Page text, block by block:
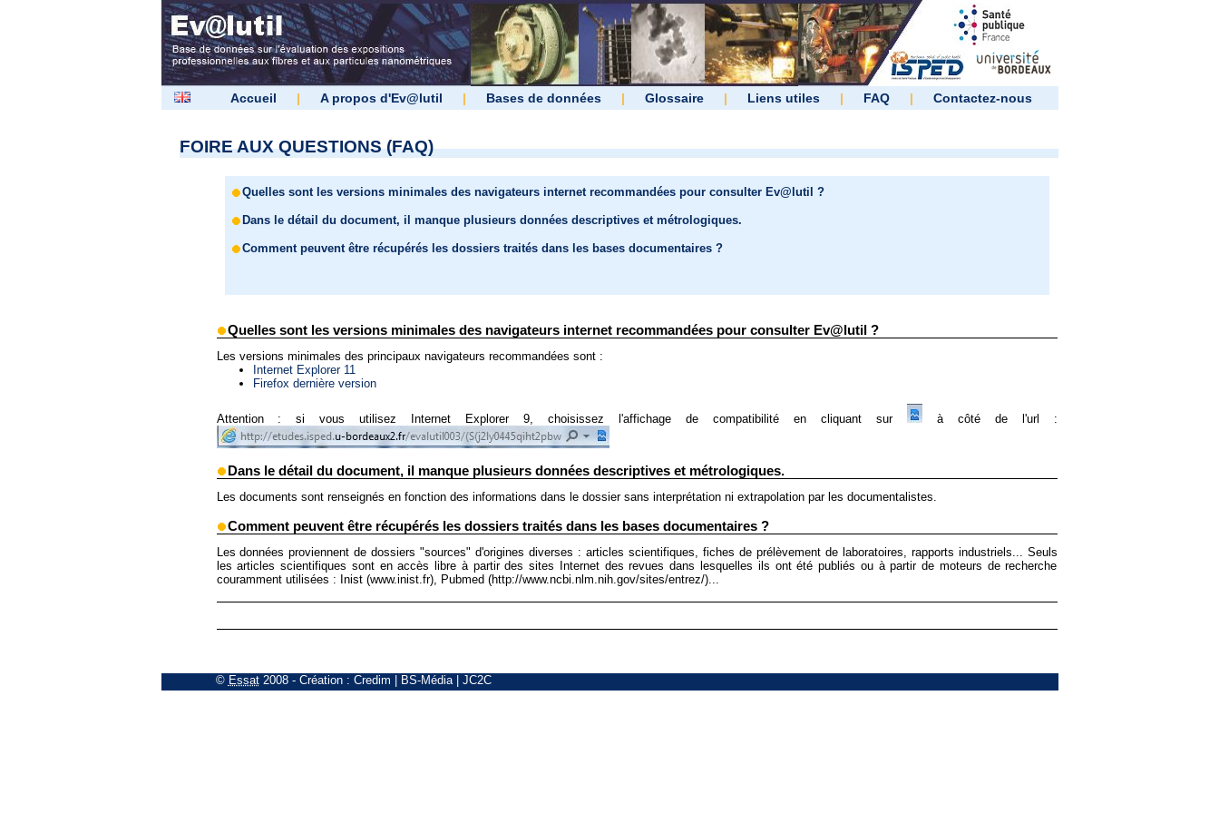
Accueil | A propos d'Ev@lutil | Bases de données | Glossaire | Liens utiles | FAQ | Contactez-nous
FOIRE AUX QUESTIONS (FAQ)
Quelles sont les versions minimales des navigateurs internet recommandées pour consulter Ev@lutil ?
Dans le détail du document, il manque plusieurs données descriptives et métrologiques.
Comment peuvent être récupérés les dossiers traités dans les bases documentaires ?
Quelles sont les versions minimales des navigateurs internet recommandées pour consulter Ev@lutil ?
Les versions minimales des principaux navigateurs recommandées sont :
Internet Explorer 11
Firefox dernière version
Attention : si vous utilisez Internet Explorer 9, choisissez l'affichage de compatibilité en cliquant sur à côté de l'url :
Dans le détail du document, il manque plusieurs données descriptives et métrologiques.
Les documents sont renseignés en fonction des informations dans le dossier sans interprétation ni extrapolation par les documentalistes.
Comment peuvent être récupérés les dossiers traités dans les bases documentaires ?
Les données proviennent de dossiers "sources" d'origines diverses : articles scientifiques, fiches de prélèvement de laboratoires, rapports industriels... Seuls
les articles scientifiques sont en accès libre à partir des sites Internet des revues dans lesquelles ils ont été publiés ou à partir de moteurs de recherche
couramment utilisées : Inist (www.inist.fr), Pubmed (http://www.ncbi.nlm.nih.gov/sites/entrez/)...
© Essat2008 - Création : Credim BS-Média| JC2C